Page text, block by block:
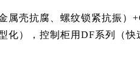
属壳抗腐、螺纹锁紧抗振）
化），控制柜用DF系列（